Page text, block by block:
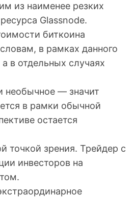
из наименее резких
Glassnode.
биткоина
в рамках данного
в отдельных случаях
необычное — значит
в рамки обычной
остается
точкой зрения. Трейдер с
инвесторов на